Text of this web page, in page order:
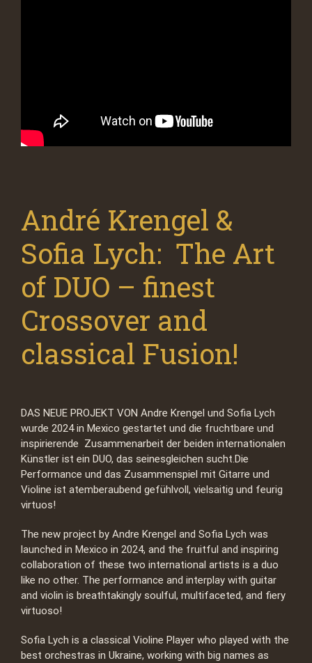
André Krengel &
Sofia Lych: The Art
of DUO – finest
Crossover and
classical Fusion!
DAS NEUE PROJEKT VON Andre Krengel und Sofia Lych
wurde 2024 in Mexico gestartet und die fruchtbare und
inspirierende Zusammenarbeit der beiden internationalen
Künstler ist ein DUO, das seinesgleichen sucht.Die
Performance und das Zusammenspiel mit Gitarre und
Violine ist atemberaubend gefühlvoll, vielsaitig und feurig
virtuos!
The new project by Andre Krengel and Sofia Lych was
launched in Mexico in 2024, and the fruitful and inspiring
collaboration of these two international artists is a duo
like no other. The performance and interplay with guitar
and violin is breathtakingly soulful, multifaceted, and fiery
virtuoso!
Sofia Lych is a classical Violine Player who played with the
best orchestras in Ukraine, working with big names as